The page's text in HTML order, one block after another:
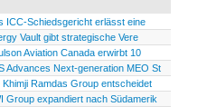
ICC-Schiedsgericht erlässt eine
Vault gibt strategische Vere
Aviation Canada erwirbt 10
Advances Next-generation MEO St
Ramdas Group entscheidet
Group expandiert nach Südamerik